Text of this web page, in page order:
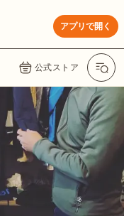
アプリで開く
公式ストア